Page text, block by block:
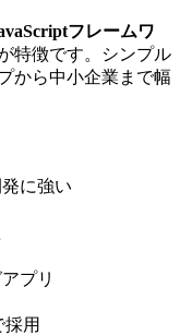
フレームワ
特徴です。シンプル
から中小企業まで幅
に強い
プリ
用